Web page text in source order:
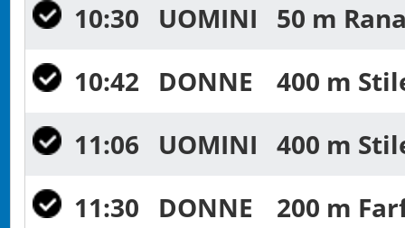
10:30
UOMINI 50 m
10:42
DONNE
400 m
11:06
UOMINI 400 m
11:30
DONNE
200 m